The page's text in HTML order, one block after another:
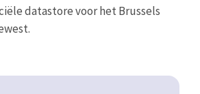
datastore voor het Brussels